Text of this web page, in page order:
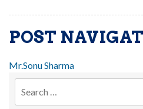
POST
Mr.Sonu Sharma